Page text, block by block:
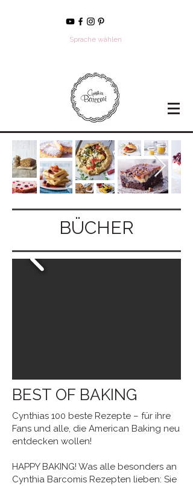
Sprache wählen
BÜCHER
BEST OF BAKING
Cynthias 100 beste Rezepte – für ihre
Fans und alle, die American Baking neu
entdecken wollen!
HAPPY BAKING! Was alle besonders an
Cynthia Barcomis Rezepten lieben: Sie